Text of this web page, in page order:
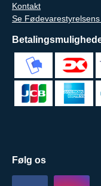
Kontakt
Se
Følg os